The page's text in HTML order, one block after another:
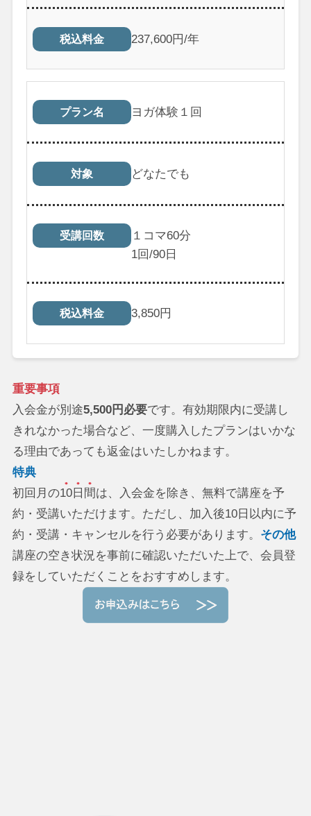
税込料金 237,600円/年
プラン名 ヨガ体験１回
対象 どなたでも
受講回数
１コマ60分
1回/90日
税込料金 3,850円
重要事項
入会金が別途5,500円必要です。有効期限内に受講し
きれなかった場合など、一度購入したプランはいかな
る理由であっても返金はいたしかねます。
特典
初回月の10日間は、入会金を除き、無料で講座を予
約・受講いただけます。ただし、加入後10日以内に予
約・受講・キャンセルを行う必要があります。 その他
講座の空き状況を事前に確認いただいた上で、会員登
録をしていただくことをおすすめします。